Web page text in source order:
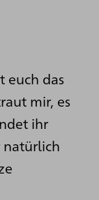
euch das
mir, es
ihr
natürlich